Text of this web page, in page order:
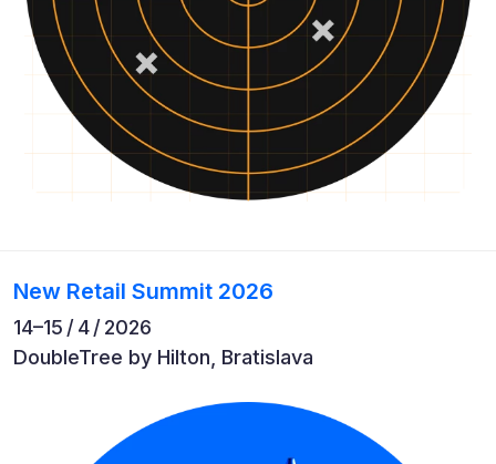
New Retail Summit 2026
14–⁠15 / 4 / 2026
DoubleTree by Hilton, Bratislava